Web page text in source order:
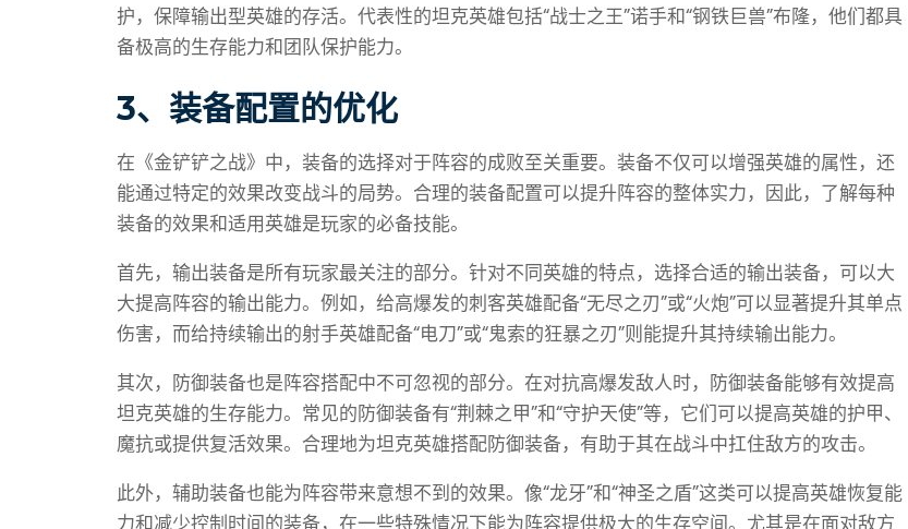
护，保障输出型英雄的存活。代表性的坦克英雄包括“战士之王”诺手和“钢铁巨兽”布隆，他们都具
备极高的生存能力和团队保护能力。
3、装备配置的优化
在《金铲铲之战》中，装备的选择对于阵容的成败至关重要。装备不仅可以增强英雄的属性，还
能通过特定的效果改变战斗的局势。合理的装备配置可以提升阵容的整体实力，因此，了解每种
装备的效果和适用英雄是玩家的必备技能。
首先，输出装备是所有玩家最关注的部分。针对不同英雄的特点，选择合适的输出装备，可以大
大提高阵容的输出能力。例如，给高爆发的刺客英雄配备“无尽之刃”或“火炮”可以显著提升其单点
伤害，而给持续输出的射手英雄配备“电刀”或“鬼索的狂暴之刃”则能提升其持续输出能力。
其次，防御装备也是阵容搭配中不可忽视的部分。在对抗高爆发敌人时，防御装备能够有效提高
坦克英雄的生存能力。常见的防御装备有“荆棘之甲”和“守护天使”等，它们可以提高英雄的护甲、
魔抗或提供复活效果。合理地为坦克英雄搭配防御装备，有助于其在战斗中扛住敌方的攻击。
此外，辅助装备也能为阵容带来意想不到的效果。像“龙牙”和“神圣之盾”这类可以提高英雄恢复能
力和减少控制时间的装备，在一些特殊情况下能为阵容提供极大的生存空间。尤其是在面对敌方